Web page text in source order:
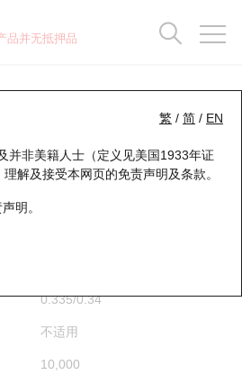
品并无抵押品
繁 / 简 / EN
并非美籍人士（定义见美国1933年证
解及接受本网页的免责声明及条款。
明。
HSI 恒生指数
0.335/0.34
不适用
10,000